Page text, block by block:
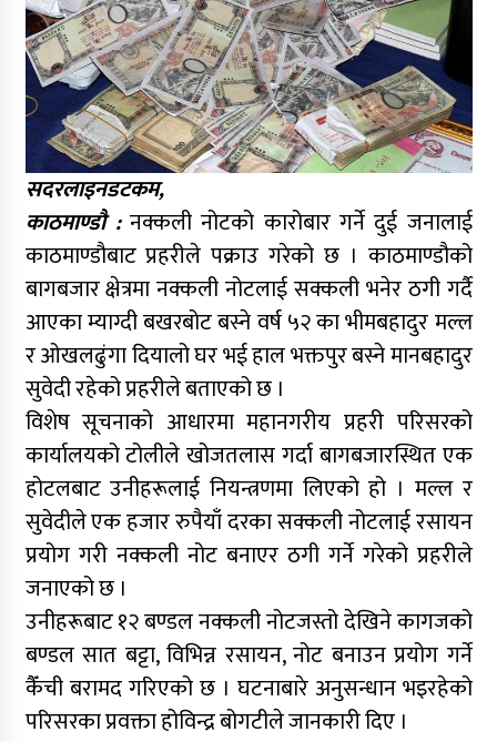
सदरलाइनडटकम,
काठमाण्डौ :नक्कली नोटको कारोबार गर्ने दुई जनालाई
काठमाण्डौबाट प्रहरीले पक्राउ गरेको छ । काठमाण्डौको
बागबजार क्षेत्रमा नक्कली नोटलाई सक्कली भनेर ठगी गर्दै
आएका म्याग्दी बखरबोट बस्ने वर्ष ५२ का भीमबहादुर मल्ल
र ओखलढुंगा दियालो घर भई हाल भक्तपुर बस्ने मानबहादुर
सुवेदी रहेको प्रहरीले बताएको छ ।
विशेष सूचनाको आधारमा महानगरीय प्रहरी परिसरको
कार्यालयको टोलीले खोजतलास गर्दा बागबजारस्थित एक
होटलबाट उनीहरूलाई नियन्त्रणमा लिएको हो । मल्ल र
सुवेदीले एक हजार रुपैयाँ दरका सक्कली नोटलाई रसायन
प्रयोग गरी नक्कली नोट बनाएर ठगी गर्ने गरेको प्रहरीले
जनाएको छ ।
उनीहरूबाट १२ बण्डल नक्कली नोटजस्तो देखिने कागजको
बण्डल सात बट्टा, विभिन्न रसायन, नोट बनाउन प्रयोग गर्ने
कैँची बरामद गरिएको छ । घटनाबारे अनुसन्धान भइरहेको
परिसरका प्रवक्ता होविन्द्र बोगटीले जानकारी दिए ।